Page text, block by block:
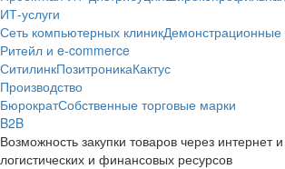
ИТ-услуги
Сеть компьютерных клиникДемонстрационные
Ритейл и e-commerce
СитилинкПозитроникаКактус
Производство
БюрократСобственные торговые марки
B2B
Возможность закупки товаров через интернет
логистических и финансовых ресурсов